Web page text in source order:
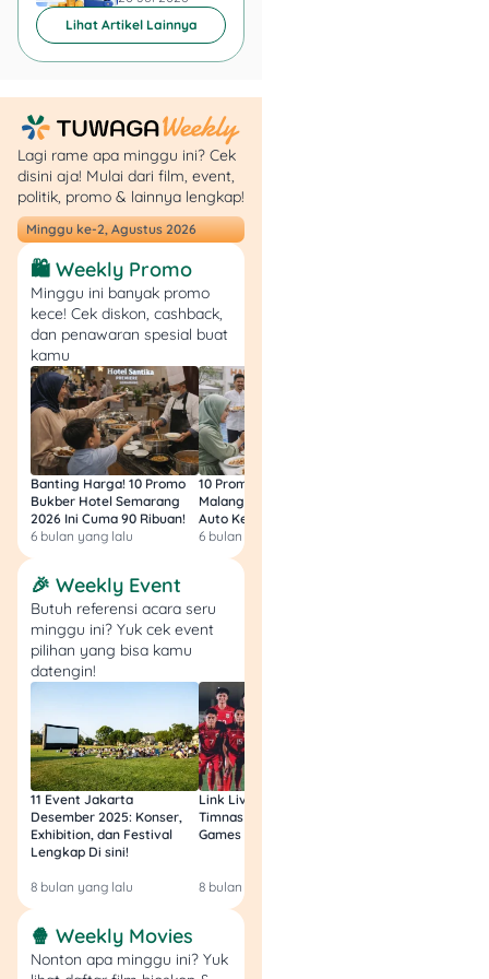
rute operasional bisa
berubah. Ini penting
terutama jika kamu
akhir pekan, atau hari libur.
Aktivitas Hemat yang
Bisa Dilakukan di Ancol
Promo ini cocok untuk
pengunjung yang ingin
menikmati Ancol tanpa
harus masuk ke unit
rekreasi berbayar.
Kawasan Ancol sendiri
punya area pantai, ruang
terbuka, pilihan kuliner, dan
spot santai yang bisa
dinikmati dengan budget
lebih ringan.
Jika tujuanmu hanya untuk
healing singkat, jalan sore,
atau menikmati suasana
laut, tiket masuk kawasan
lewat Gerbang
TransJakarta bisa menjadi
opsi yang cukup efisien.
Kamu bisa tetap menikmati
suasana Ancol tanpa perlu
membeli tiket wahana
tambahan.
Aktivitas yang bisa
dipertimbangkan
pantai Ancol.
Menikmati sunset di
Lihat Artikel Lainnya
Lagi rame apa minggu ini? Cek
disini aja! Mulai dari film, event,
politik, promo & lainnya lengkap!
Minggu ke-2, Agustus 2026
🛍️ Weekly Promo
Minggu ini banyak promo
kece! Cek diskon, cashback,
dan penawaran spesial buat
kamu
Banting Harga! 10 Promo
Bukber Hotel Semarang
2026 Ini Cuma 90 Ribuan!
6 bulan yang lalu
10 Promo Bukber Hotel
Malang 2026: Start 75rb,
Auto Kenyang!
6 bulan yang lalu
🎉 Weekly Event
Butuh referensi acara seru
minggu ini? Yuk cek event
pilihan yang bisa kamu
datengin!
11 Event Jakarta
Desember 2025: Konser,
Exhibition, dan Festival
Lengkap Di sini!
8 bulan yang lalu
Link Live Streaming
Timnas vs Filipina SEA
Games Malam Ini, Gratis!
8 bulan yang lalu
🍿 Weekly Movies
Nonton apa minggu ini? Yuk